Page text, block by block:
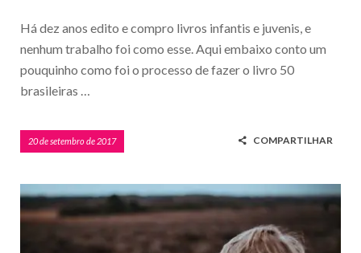
Há dez anos edito e compro livros infantis e juvenis, e
nenhum trabalho foi como esse. Aqui embaixo conto um
pouquinho como foi o processo de fazer o livro 50
brasileiras …
20 de setembro de 2017 COMPARTILHAR